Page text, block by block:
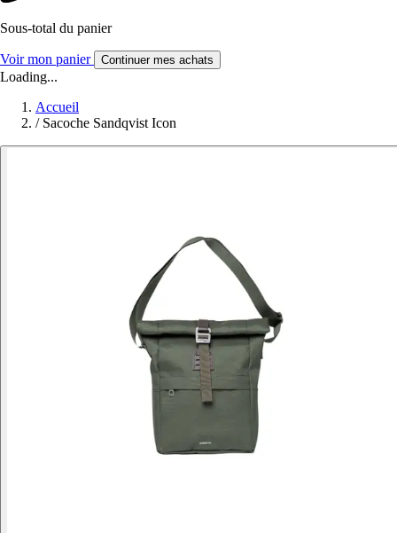
Sous-total du panier
Voir mon panier Continuer mes achats
Loading...
Accueil
/ Sacoche Sandqvist Icon